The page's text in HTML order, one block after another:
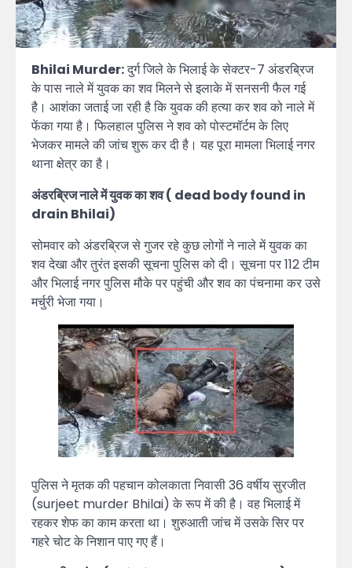
Bhilai Murder:दुर्ग जिले के भिलाई के सेक्टर-7 अंडरब्रिज
के पास नाले में युवक का शव मिलने से इलाके में सनसनी फैल गई
है। आशंका जताई जा रही है कि युवक की हत्या कर शव को नाले में
फेंका गया है। फिलहाल पुलिस ने शव को पोस्टमॉर्टम के लिए
भेजकर मामले की जांच शुरू कर दी है। यह पूरा मामला भिलाई नगर
थाना क्षेत्र का है।
अंडरब्रिज नाले में युवक का शव ( dead body found in
drain Bhilai)
सोमवार को अंडरब्रिज से गुजर रहे कुछ लोगों ने नाले में युवक का
शव देखा और तुरंत इसकी सूचना पुलिस को दी। सूचना पर 112 टीम
और भिलाई नगर पुलिस मौके पर पहुंची और शव का पंचनामा कर उसे
मर्चुरी भेजा गया।
पुलिस ने मृतक की पहचान कोलकाता निवासी 36 वर्षीय सुरजीत
(surjeet murder Bhilai) के रूप में की है। वह भिलाई में
रहकर शेफ का काम करता था। शुरुआती जांच में उसके सिर पर
गहरे चोट के निशान पाए गए हैं।